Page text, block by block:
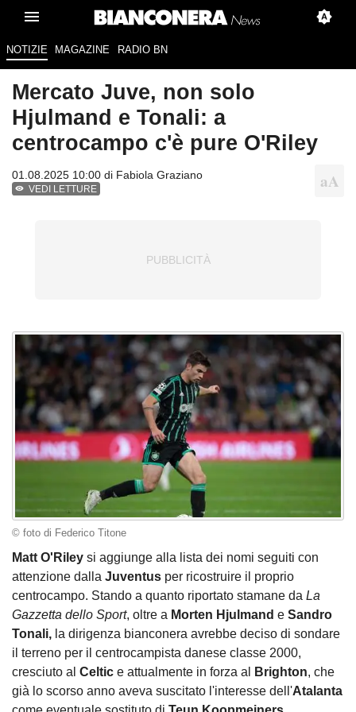
NOTIZIE MAGAZINE RADIO BN
Mercato Juve, non solo
Hjulmand e Tonali: a
centrocampo c'è pure O'Riley
01.08.2025 10:00 di Fabiola Graziano
VEDI LETTURE
© foto di Federico Titone
Matt O'Riley si aggiunge alla lista dei nomi seguiti con
attenzione dalla Juventus per ricostruire il proprio
centrocampo. Stando a quanto riportato stamane da La
Gazzetta dello Sport, oltre a Morten Hjulmand e Sandro
Tonali, la dirigenza bianconera avrebbe deciso di sondare
il terreno per il centrocampista danese classe 2000,
cresciuto al Celtic e attualmente in forza al Brighton, che
già lo scorso anno aveva suscitato l'interesse dell'Atalanta